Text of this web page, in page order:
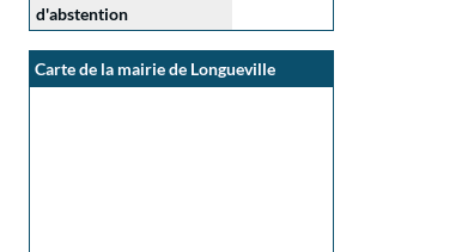
d'abstention
Carte de la mairie de Longueville